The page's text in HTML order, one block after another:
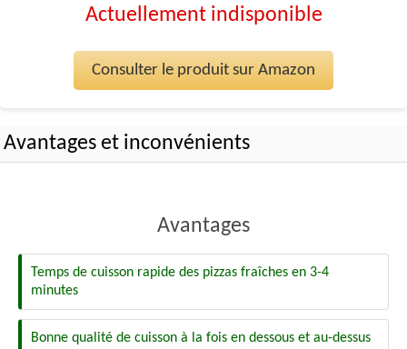
Actuellement indisponible
Consulter le produit sur Amazon
Avantages et inconvénients
Avantages
Temps de cuisson rapide des pizzas fraîches en 3-4
minutes
Bonne qualité de cuisson à la fois en dessous et au-dessus